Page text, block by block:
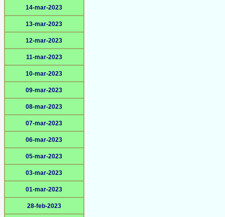
14-mar-2023
13-mar-2023
12-mar-2023
11-mar-2023
10-mar-2023
09-mar-2023
08-mar-2023
07-mar-2023
06-mar-2023
05-mar-2023
03-mar-2023
01-mar-2023
28-feb-2023